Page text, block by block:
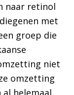
naar retinol
met
groep die
niet
omzetting